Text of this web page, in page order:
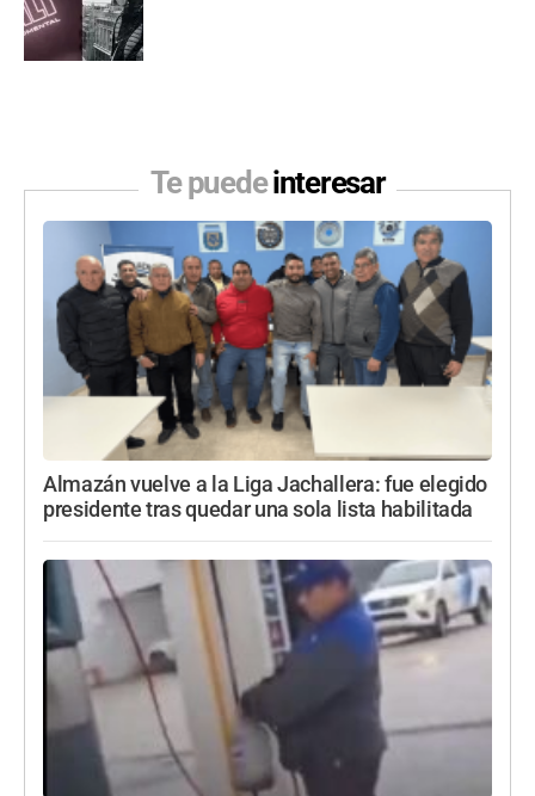
Te puedeinteresar
Almazán vuelve a la Liga Jachallera: fue elegido
presidente tras quedar una sola lista habilitada